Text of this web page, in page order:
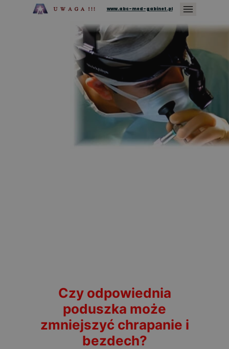
www.abc-med-gabinet.pl
Czy odpowiednia
poduszka może
zmniejszyć chrapanie i
bezdech?